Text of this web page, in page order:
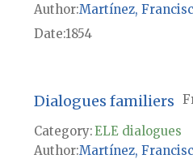
Author Martínez,
Date1854
Dialogues familiers
Category:ELE dialogues
Author Martínez,